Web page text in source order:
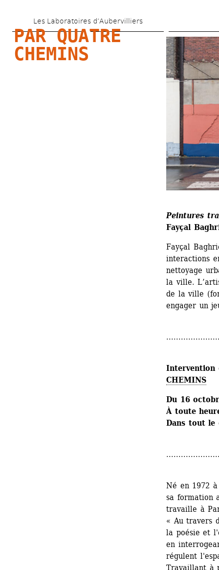
to
main
content
Les Laboratoires d’Aubervilliers
PAR QUATRE
CHEMINS
Peintures
Fayçal
Fayçal
interactions
nettoyage
la ville.
de la ville
engager un
Intervention
CHEMINS
Du 16
À toute
Dans tout le
Né en 1972
sa formation
travaille à
« Au travers
la poésie et
en
régulent
Travaillant à